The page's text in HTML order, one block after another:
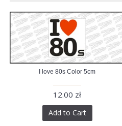
I love 80s Color 5cm
12.00 zł
Add to Cart